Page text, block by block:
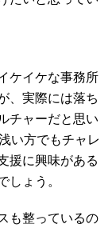
ケイケな事務所
、実際には落ち
チャーだと思い
い方でもチャレ
援に興味がある
しょう。
も整っているの